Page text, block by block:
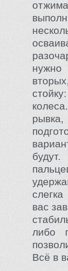
нужно
вас
либо
Всё в